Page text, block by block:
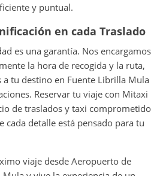
y puntual.
en cada Traslado
es una garantía. Nos encargamos
la hora de recogida y la ruta,
a tu destino en Fuente Librilla Mula
Reservar tu viaje con Mitaxi
de traslados y taxi comprometido
cada detalle está pensado para tu
viaje desde Aeropuerto de